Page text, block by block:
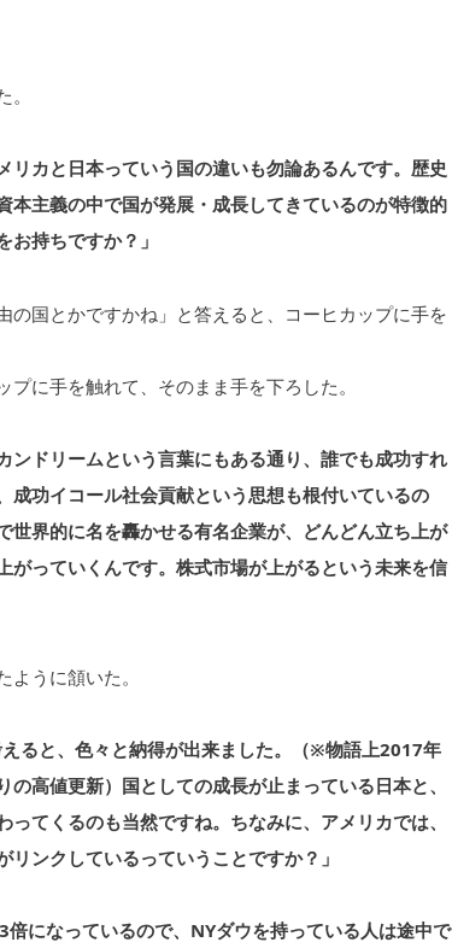
リカと日本っていう国の違いも勿論あるんです。歴史
主義の中で国が発展・成長してきているのが特徴的
持ちですか？」
の国とかですかね」と答えると、コーヒカップに手を
に手を触れて、そのまま手を下ろした。
ンドリームという言葉にもある通り、誰でも成功すれ
功イコール社会貢献という思想も根付いているの
界的に名を轟かせる有名企業が、どんどん立ち上が
っていくんです。株式市場が上がるという未来を信
うに頷いた。
ると、色々と納得が出来ました。（※物語上2017年
高値更新）国としての成長が止まっている日本と、
てくるのも当然ですね。ちなみに、アメリカでは、
ンクしているっていうことですか？」
になっているので、NYダウを持っている人は途中で